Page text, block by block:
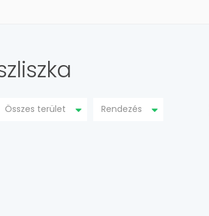
Összes terület Rendezés